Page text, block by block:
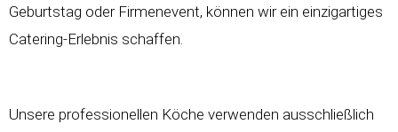
Geburtstag oder Firmenevent, können wir ein einzigartiges
Catering-Erlebnis schaffen.
Unsere professionellen Köche verwenden ausschließlich